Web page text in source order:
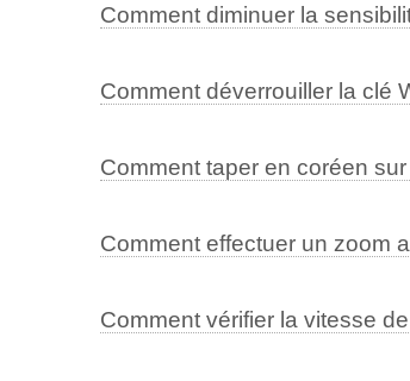
Comment diminuer la
Comment déverrouiller la clé
Comment taper en coréen
Comment effectuer un zoom
Comment vérifier la vitesse